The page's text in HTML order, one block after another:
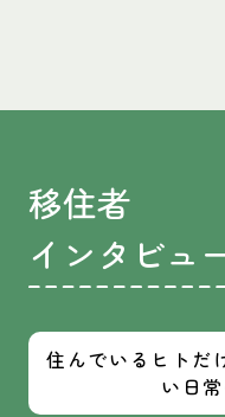
移住者
インタビュ
住んでいるヒトだ
い日